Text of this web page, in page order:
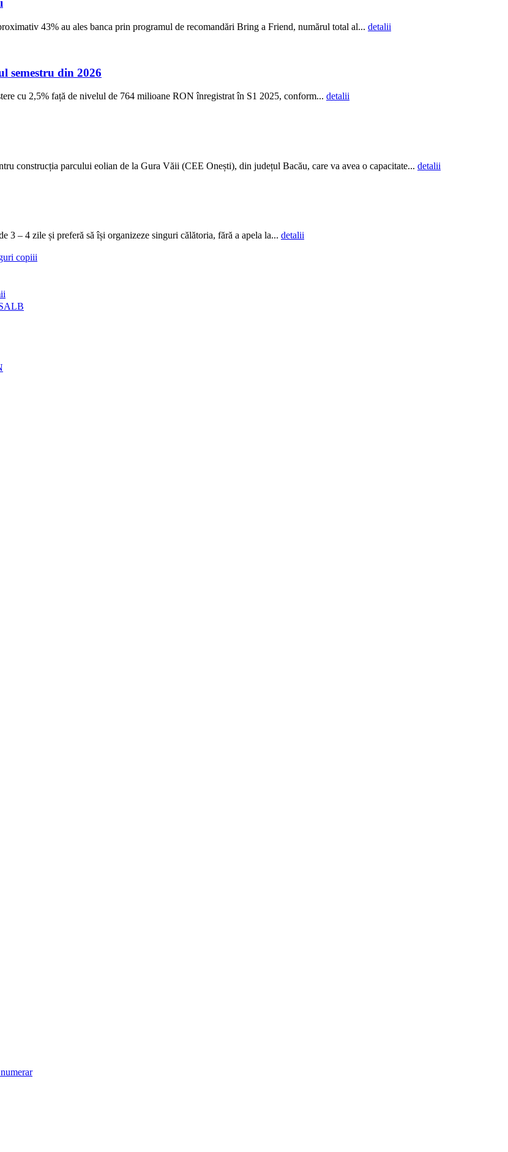
43% au ales banca prin programul de recomandări Bring a Friend, numărul total al... detalii
semestru din 2026
cu 2,5% față de nivelul de 764 milioane RON înregistrat în S1 2025, conform... detalii
construcția parcului eolian de la Gura Văii (CEE Onești), din județul Bacău, care va avea o capacitate... detalii
3 – 4 zile și preferă să își organizeze singuri călătoria, fără a apela la... detalii
copiii